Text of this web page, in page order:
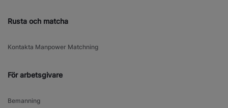
Rusta och matcha
Kontakta Manpower Matchning
För arbetsgivare
Bemanning